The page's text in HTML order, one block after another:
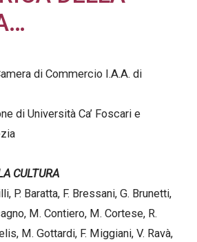
di Commercio I.A.A. di
di Università Ca’ Foscari e
CULTURA
P. Baratta, F. Bressani, G. Brunetti,
M. Contiero, M. Cortese, R.
M. Gottardi, F. Miggiani, V. Ravà,